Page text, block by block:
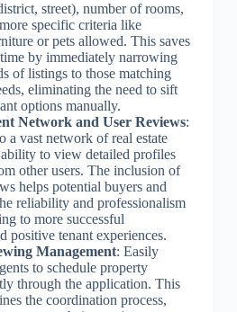
street), number of rooms,
specific criteria like
or pets allowed. This saves
by immediately narrowing
of listings to those matching
eliminating the need to sift
options manually.
Network and User Reviews:
a vast network of real estate
ability to view detailed profiles
other users. The inclusion of
helps potential buyers and
reliability and professionalism
to more successful
positive tenant experiences.
Management: Easily
to schedule property
through the application. This
the coordination process,